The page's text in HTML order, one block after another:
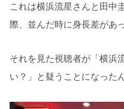
これは横浜流星さんと田中
際、並んだ時に身長差があ
それを見た視聴者が「横浜
い？」と疑うことになった